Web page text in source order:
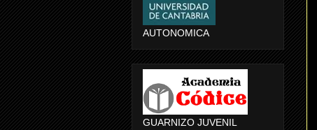
AUTONOMICA
GUARNIZO JUVENIL